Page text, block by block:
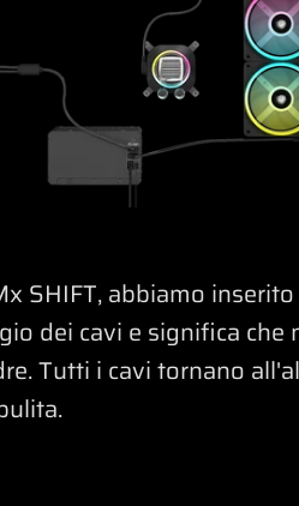
SHIFT, abbiamo
dei cavi e significa che
Tutti i cavi tornano